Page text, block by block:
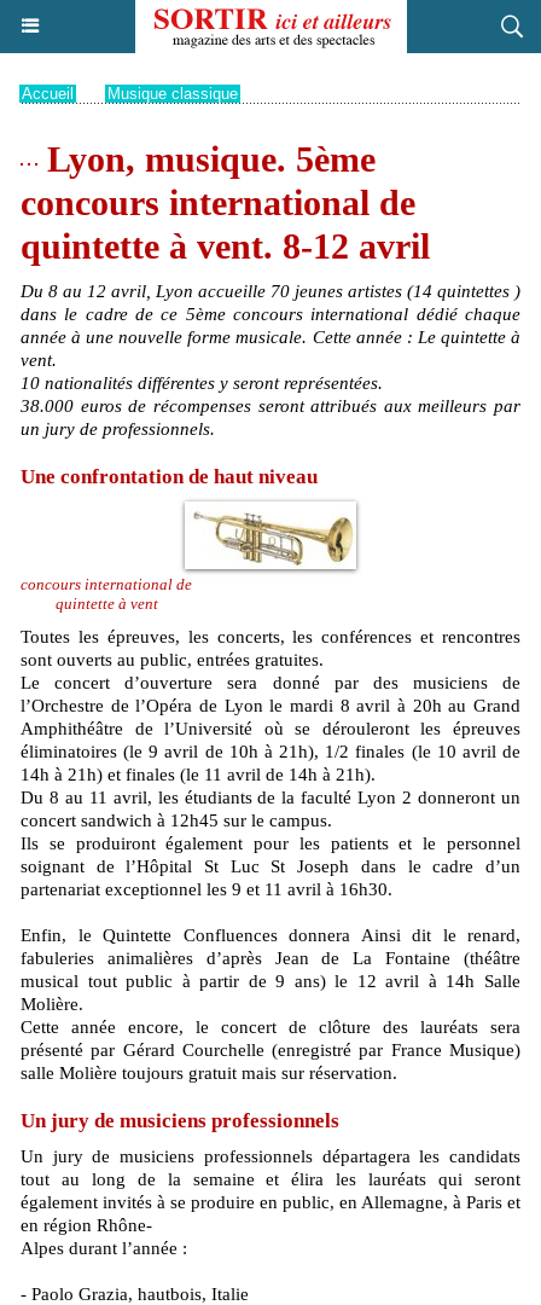
Accueil Musique classique
Lyon, musique. 5ème
concours international de
quintette à vent. 8-12 avril
Du 8 au 12 avril, Lyon accueille 70 jeunes artistes (14 quintettes )
dans le cadre de ce 5ème concours international dédié chaque
année à une nouvelle forme musicale. Cette année : Le quintette à
vent.
10 nationalités différentes y seront représentées.
38.000 euros de récompenses seront attribués aux meilleurs par
un jury de professionnels.
Une confrontation de haut niveau
concours international de
quintette à vent
Toutes les épreuves, les concerts, les conférences et rencontres
sont ouverts au public, entrées gratuites.
Le concert d’ouverture sera donné par des musiciens de
l’Orchestre de l’Opéra de Lyon le mardi 8 avril à 20h au Grand
Amphithéâtre de l’Université où se dérouleront les épreuves
éliminatoires (le 9 avril de 10h à 21h), 1/2 finales (le 10 avril de
14h à 21h) et finales (le 11 avril de 14h à 21h).
Du 8 au 11 avril, les étudiants de la faculté Lyon 2 donneront un
concert sandwich à 12h45 sur le campus.
Ils se produiront également pour les patients et le personnel
soignant de l’Hôpital St Luc St Joseph dans le cadre d’un
partenariat exceptionnel les 9 et 11 avril à 16h30.
Enfin, le Quintette Confluences donnera Ainsi dit le renard,
fabuleries animalières d’après Jean de La Fontaine (théâtre
musical tout public à partir de 9 ans) le 12 avril à 14h Salle
Molière.
Cette année encore, le concert de clôture des lauréats sera
présenté par Gérard Courchelle (enregistré par France Musique)
salle Molière toujours gratuit mais sur réservation.
Un jury de musiciens professionnels
Un jury de musiciens professionnels départagera les candidats
tout au long de la semaine et élira les lauréats qui seront
également invités à se produire en public, en Allemagne, à Paris et
en région Rhône-
Alpes durant l’année :
- Paolo Grazia, hautbois, Italie